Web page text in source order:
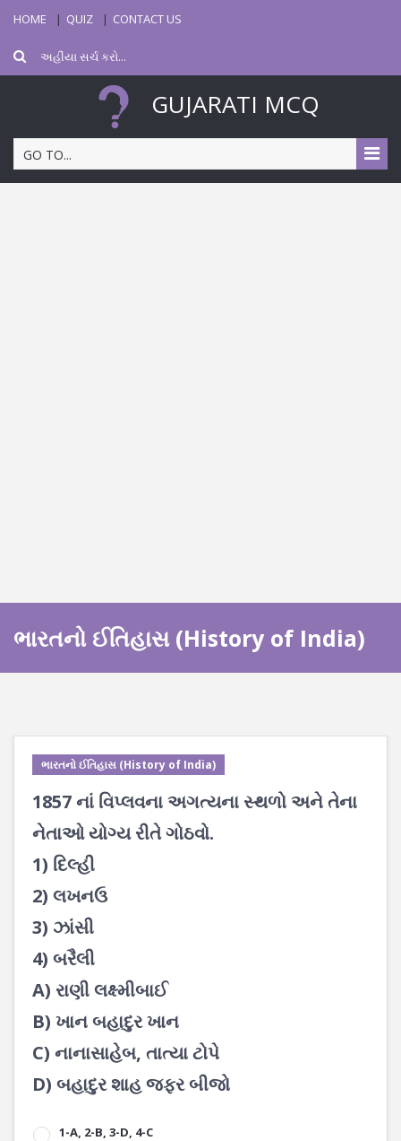
HOME QUIZ CONTACT US
GUJARATI MCQ
GO TO...
ભારતનો ઈતિહાસ (History of India)
ભારતનો ઈતિહાસ (History of India)
1857 નાં વિપ્લવના અગત્યના સ્થળો અને તેના
નેતાઓ યોગ્ય રીતે ગોઠવો.
1) દિલ્હી
2) લખનઉ
3) ઝાંસી
4) બરૈલી
A) રાણી લક્ષ્મીબાઈ
B) ખાન બહાદુર ખાન
C) નાનાસાહેબ, તાત્યા ટોપે
D) બહાદુર શાહ જફર બીજો
1-A, 2-B, 3-D, 4-C